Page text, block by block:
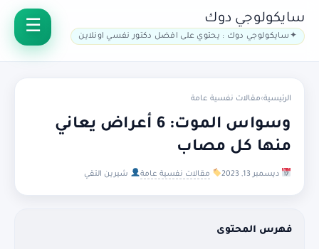
سايكولوجي دوك
سايكولوجي دوك : يحتوي على افضل دكتور نفسي اونلاين
الرئيسية›مقالات نفسية عامة
وسواس الموت: 6 أعراض يعاني
منها كل مصاب
ديسمبر 13, 2023 مقالات نفسية عامة شيرين التقي
فهرس المحتوى